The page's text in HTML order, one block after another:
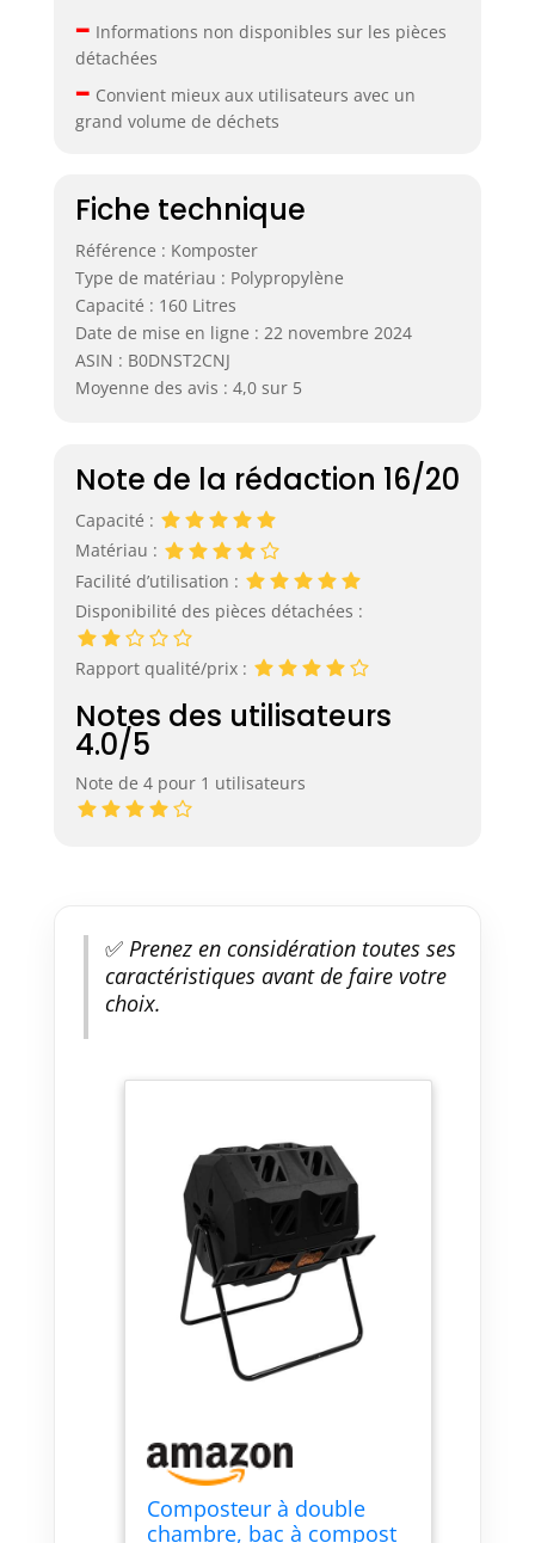
– Informations non disponibles sur les pièces
détachées
– Convient mieux aux utilisateurs avec un
grand volume de déchets
Fiche technique
Référence : Komposter
Type de matériau : Polypropylène
Capacité : 160 Litres
Date de mise en ligne : 22 novembre 2024
ASIN : B0DNST2CNJ
Moyenne des avis : 4,0 sur 5
Note de la rédaction 16/20
Capacité :
Matériau :
Facilité d’utilisation :
Disponibilité des pièces détachées :
Rapport qualité/prix :
Notes des utilisateurs
4.0/5
Note de 4 pour 1 utilisateurs
✅Prenez en considération toutes ses
caractéristiques avant de faire votre
choix.
Composteur à double
chambre, bac à compost